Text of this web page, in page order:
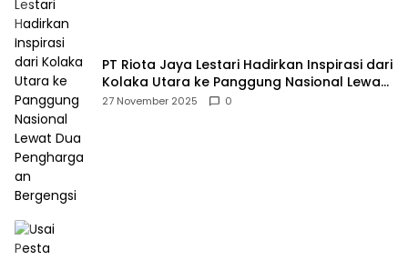
PT Riota Jaya Lestari Hadirkan Inspirasi dari
Kolaka Utara ke Panggung Nasional Lewat
Dua Penghargaan Bergengsi
27 November 2025 0